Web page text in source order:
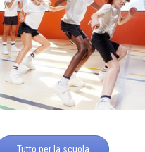
Tutto per la scuola